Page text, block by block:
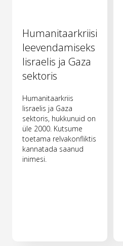
Humanitaarkriisi
leevendamiseks
Iisraelis ja Gaza
sektoris
Humanitaarkriis
Iisraelis ja Gaza
sektoris, hukkunuid on
üle 2000. Kutsume
toetama relvakonfliktis
kannatada saanud
inimesi.